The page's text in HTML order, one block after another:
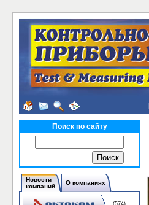
Поиск по сайту
Новости
компаний
О компаниях
(574)